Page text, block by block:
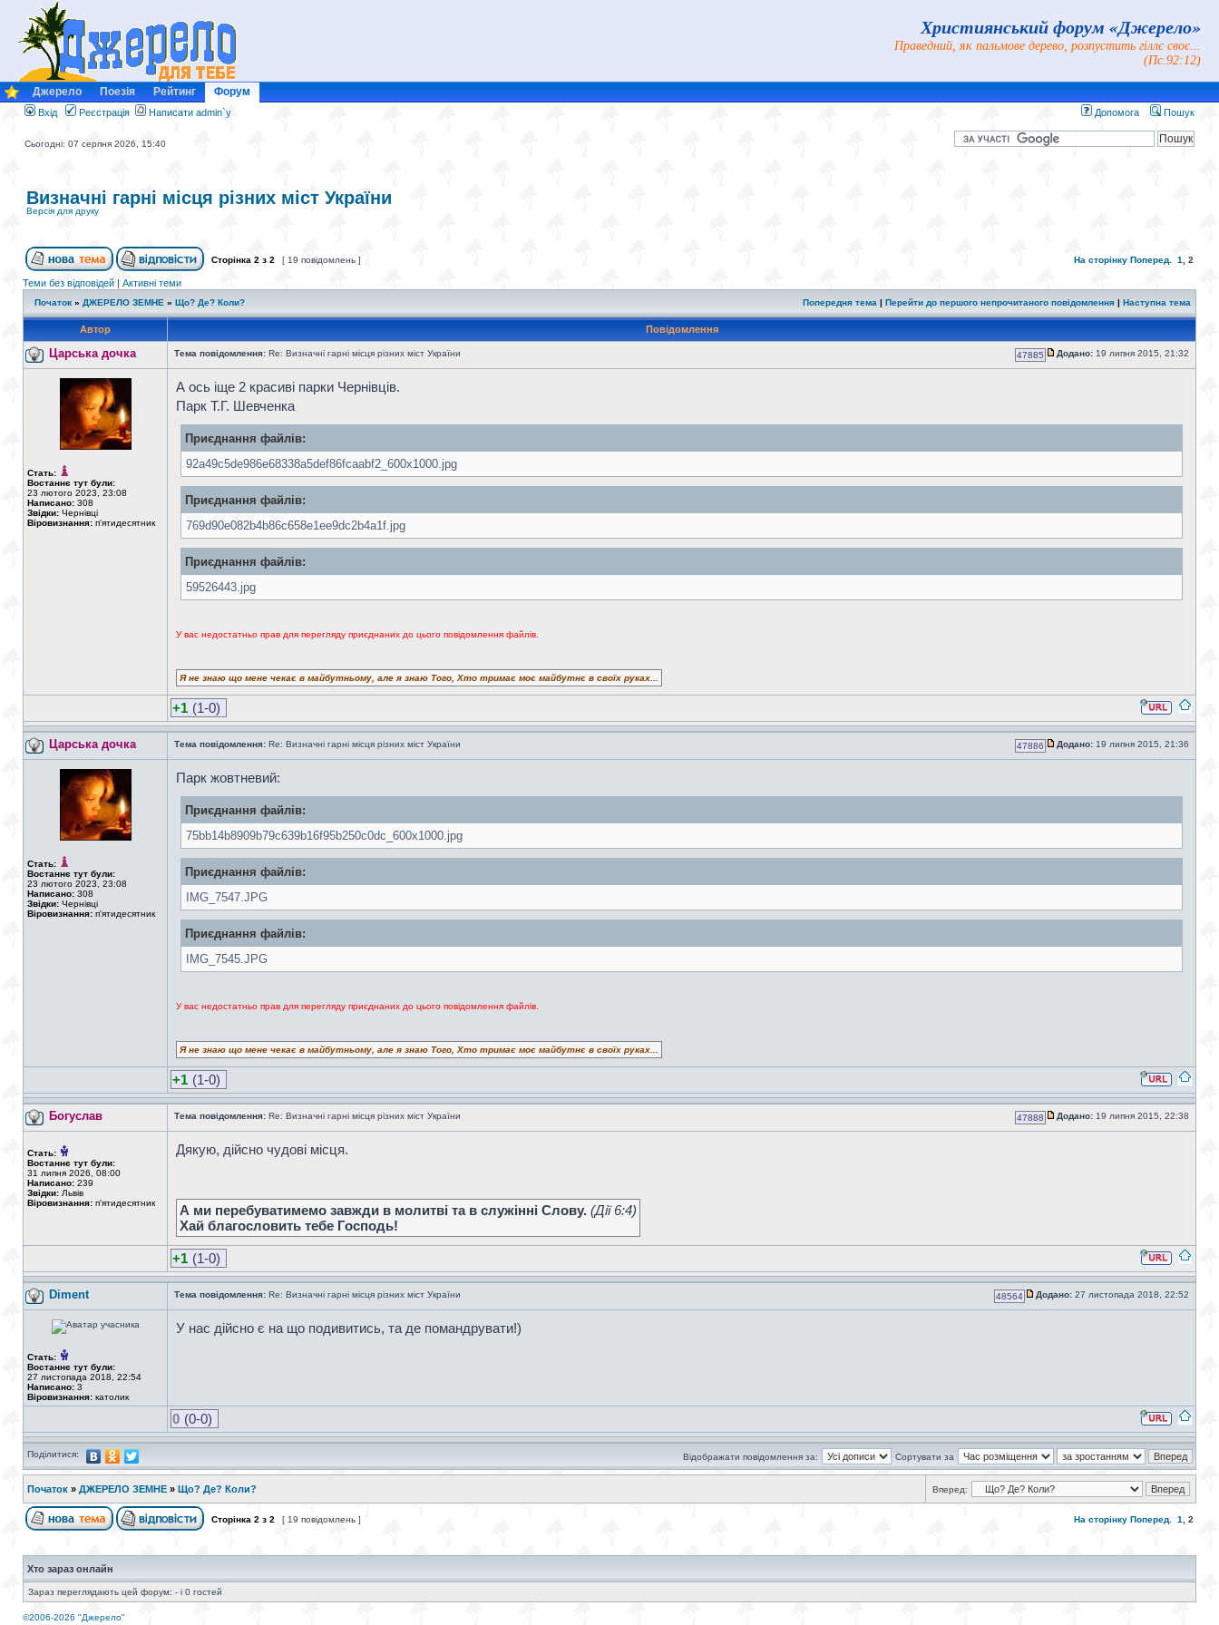
Християнський форум «Джерело»
Праведний, як пальмове дерево, розпустить гіллє своє...
(Пс.92:12)
Джерело Поезія Рейтинг Форум
Вхід Реєстрація Написати admin`у Допомога Пошук
Сьогодні: 07 серпня 2026, 15:40
Визначні гарні місця різних міст України
Версія для друку
Сторінка 2 з 2 [ 19 повідомлень ] На сторінку Поперед. 1 2
Теми без відповідей | Активні теми
Початок » ДЖЕРЕЛО ЗЕМНЕ » Що? Де? Коли? Попередня тема | Перейти до першого непрочитаного повідомлення | Наступна тема
Автор Повідомлення
Царська дочка Тема повідомлення: Re: Визначні гарні місця різних міст України 47885 Додано: 19 липня 2015, 21:32
Стать:
Востаннє тут були:
23 лютого 2023, 23:08
Написано: 308
Звідки: Чернівці
Віровизнання: п'ятидесятник
А ось іще 2 красиві парки Чернівців.
Парк Т.Г. Шевченка
Приєднання файлів:
92a49c5de986e68338a5def86fcaabf2_600x1000.jpg
Приєднання файлів:
769d90e082b4b86c658e1ee9dc2b4a1f.jpg
Приєднання файлів:
59526443.jpg
У вас недостатньо прав для перегляду приєднаних до цього повідомлення файлів.
Я не знаю що мене чекає в майбутньому, але я знаю Того, Хто тримає моє майбутнє в своїх руках...
+1 (1-0)
Царська дочка Тема повідомлення: Re: Визначні гарні місця різних міст України 47886 Додано: 19 липня 2015, 21:36
Стать:
Востаннє тут були:
23 лютого 2023, 23:08
Написано: 308
Звідки: Чернівці
Віровизнання: п'ятидесятник
Парк жовтневий:
Приєднання файлів:
75bb14b8909b79c639b16f95b250c0dc_600x1000.jpg
Приєднання файлів:
IMG_7547.JPG
Приєднання файлів:
IMG_7545.JPG
У вас недостатньо прав для перегляду приєднаних до цього повідомлення файлів.
Я не знаю що мене чекає в майбутньому, але я знаю Того, Хто тримає моє майбутнє в своїх руках...
+1 (1-0)
Богуслав Тема повідомлення: Re: Визначні гарні місця різних міст України 47888 Додано: 19 липня 2015, 22:38
Стать:
Востаннє тут були:
31 липня 2026, 08:00
Написано: 239
Звідки: Львів
Віровизнання: п'ятидесятник
Дякую, дійсно чудові місця.
А ми перебуватимемо завжди в молитві та в служінні Слову. (Дiї 6:4)
Хай благословить тебе Господь!
+1 (1-0)
Diment Тема повідомлення: Re: Визначні гарні місця різних міст України 48564 Додано: 27 листопада 2018, 22:52
Стать:
Востаннє тут були:
27 листопада 2018, 22:54
Написано: 3
Віровизнання: католик
У нас дійсно є на що подивитись, та де помандрувати!)
0 (0-0)
Поділитися: Відображати повідомлення за: Сортувати за
Початок » ДЖЕРЕЛО ЗЕМНЕ » Що? Де? Коли? Вперед:
Сторінка 2 з 2 [ 19 повідомлень ] На сторінку Поперед. 1 2
Хто зараз онлайн
Зараз переглядають цей форум: - і 0 гостей
©2006-2026 "Джерело"